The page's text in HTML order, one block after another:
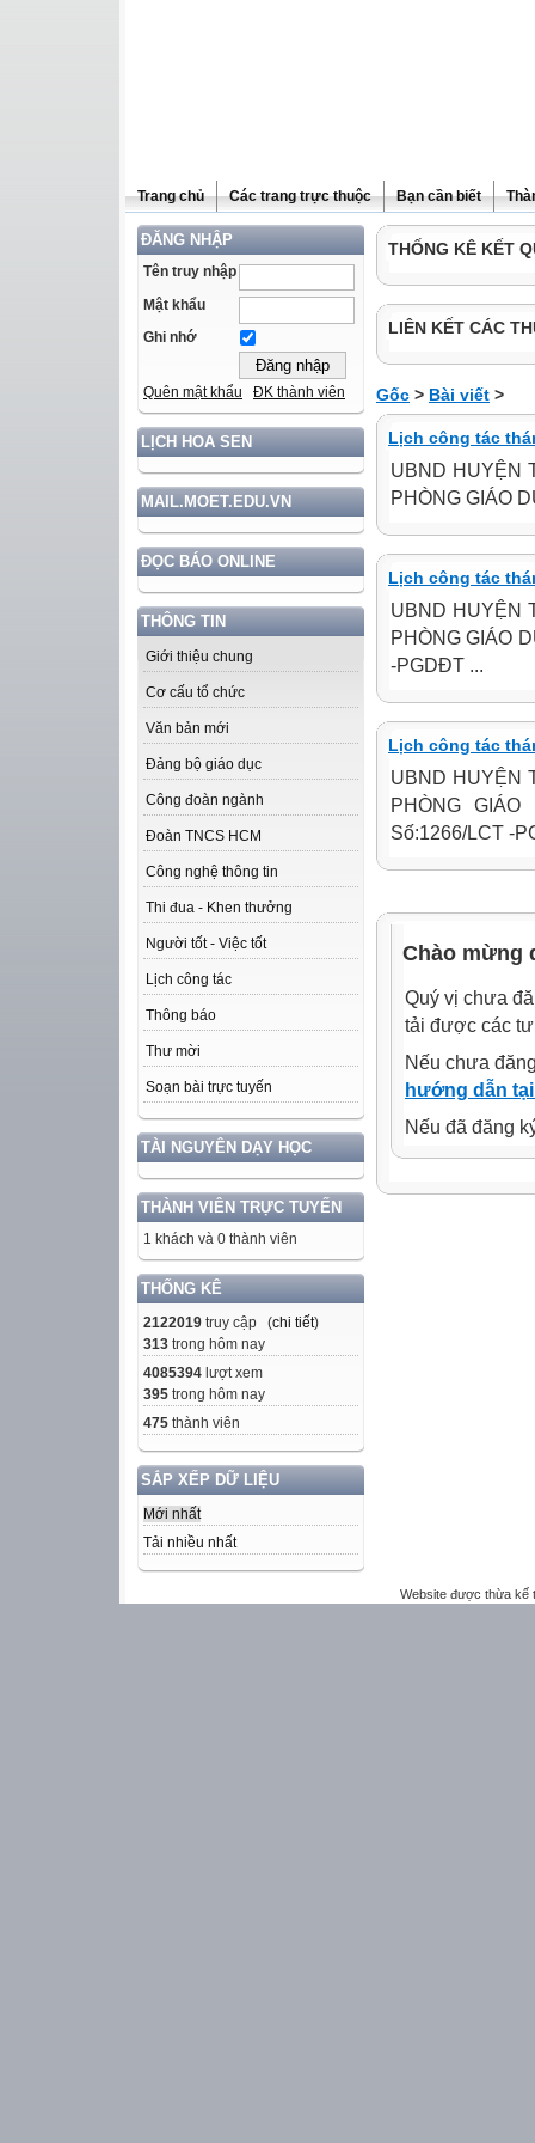
Trang chủ Các trang trực thuộc Bạn cần biết
ĐĂNG NHẬP
Tên truy nhập
Mật khẩu
Ghi nhớ
Quên mật khẩu ĐK thành viên
LỊCH HOA SEN
MAIL.MOET.EDU.VN
ĐỌC BÁO ONLINE
THÔNG TIN
Giới thiệu chung
Cơ cấu tổ chức
Văn bản mới
Đảng bộ giáo dục
Công đoàn ngành
Đoàn TNCS HCM
Công nghệ thông tin
Thi đua - Khen thưởng
Người tốt - Việc tốt
Lịch công tác
Thông báo
Thư mời
Soạn bài trực tuyến
TÀI NGUYÊN DẠY HỌC
THÀNH VIÊN TRỰC TUYẾN
1 khách và 0 thành viên
THỐNG KÊ
2122019 truy cập (chi tiết)
313 trong hôm nay
4085394 lượt xem
395 trong hôm nay
475 thành viên
SẮP XẾP DỮ LIỆU
Mới nhất
Tải nhiều nhất
THỐNG KÊ KẾT
LIÊN KẾT CÁC
Gốc > Bài viết >
Lịch công tác
UBND HUYỆN
PHÒNG GIÁO
Lịch công tác
UBND HUYỆN
PHÒNG GIÁO
-PGDĐT ...
Lịch công tác
UBND HUYỆN
PHÒNG
Số:1266/LCT -
Chào mừng
Quý vị chưa
tải được các
Nếu chưa
hướng dẫn
Nếu đã đăng
Website được thừa kế